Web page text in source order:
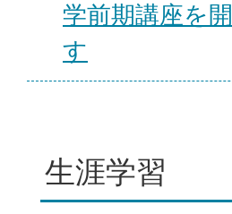
学前期講座を
す
生涯学習